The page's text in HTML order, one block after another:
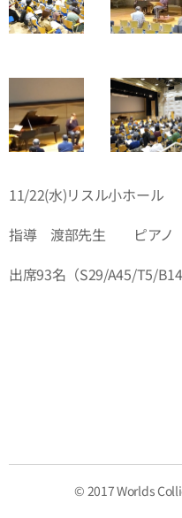
11/22(水)リスル小ホール
指導 渡部先生 ピアノ
出席93名（S29/A45/T5/B14
© 2017 Worlds